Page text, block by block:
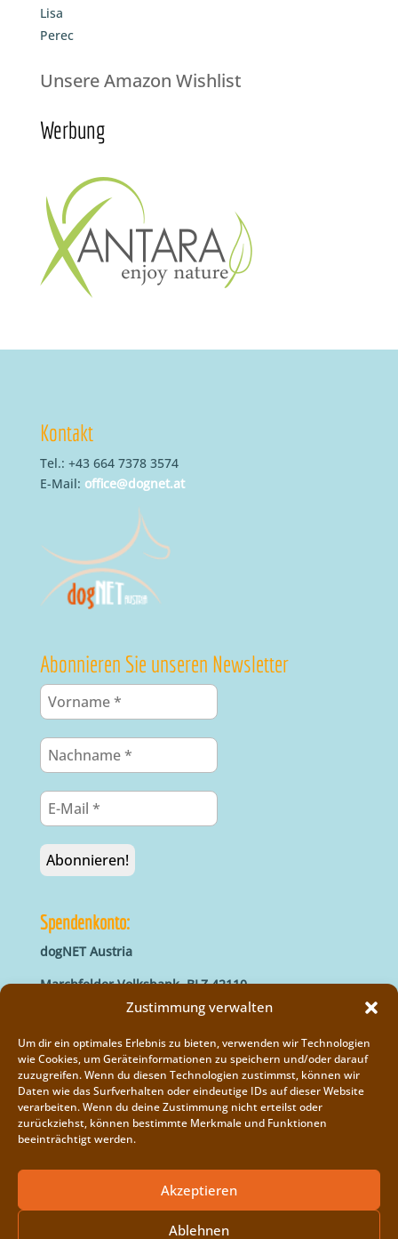
Zustimmung verwalten
Um dir ein optimales Erlebnis zu bieten, verwenden wir Technologien
wie Cookies, um Geräteinformationen zu speichern und/oder darauf
zuzugreifen. Wenn du diesen Technologien zustimmst, können wir
Daten wie das Surfverhalten oder eindeutige IDs auf dieser Website
verarbeiten. Wenn du deine Zustimmung nicht erteilst oder
zurückziehst, können bestimmte Merkmale und Funktionen
beeinträchtigt werden.
Akzeptieren
Ablehnen
Lisa
Perec
Unsere Amazon Wishlist
Werbung
Kontakt
Tel.: +43 664 7378 3574
E-Mail: office@dognet.at
Abonnieren Sie unseren Newsletter
Spendenkonto:
dogNET Austria
Marchfelder Volksbank, BLZ 42110
IBAN: AT66 4211 0421 5000 0000
Cookie-Richtlinie (EU)